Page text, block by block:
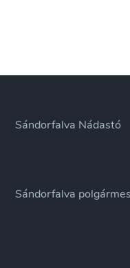
Sándorfalva Nádastó
Sándorfalva